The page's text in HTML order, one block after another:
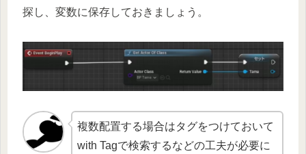
探し、変数に保存しておきましょう。
複数配置する場合はタグをつけておいて
with Tagで検索するなどの工夫が必要に